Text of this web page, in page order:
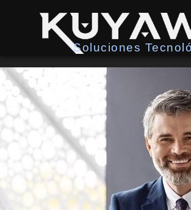
Soluciones